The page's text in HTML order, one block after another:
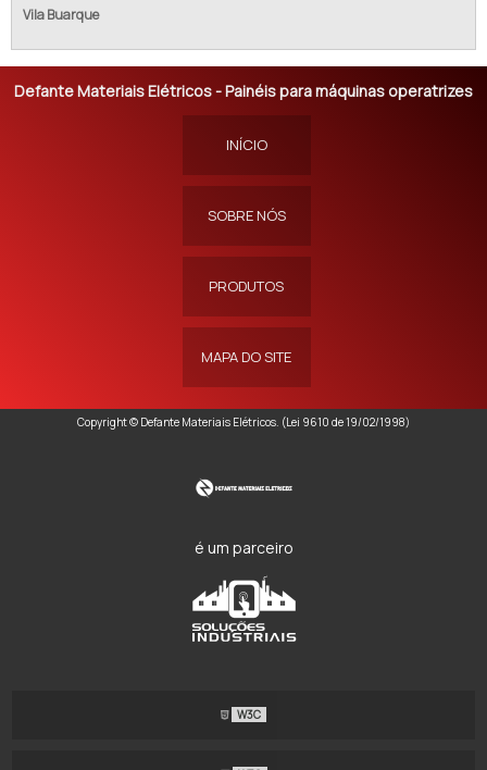
Vila Buarque
Defante Materiais Elétricos - Painéis para máquinas operatrizes
INÍCIO
SOBRE NÓS
PRODUTOS
MAPA DO SITE
Copyright © Defante Materiais Elétricos. (Lei 9610 de 19/02/1998)
é um parceiro
W3C